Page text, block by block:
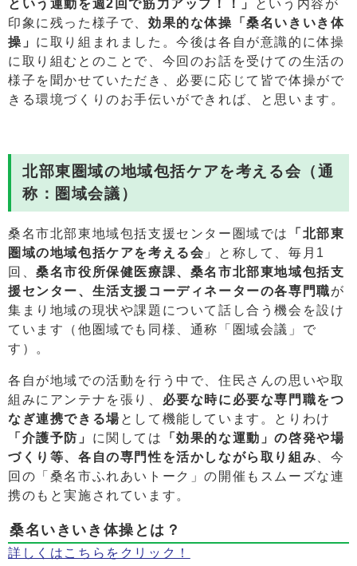
という運動を週2回で筋力アップ！！」
という内容が
印象に残った様子で、 効果的な体操「桑名いきいき体
操」 に取り組まれました。今後は各自が意識的に体操
に取り組むとのことで、今回のお話を受けての生活の
様子を聞かせていただき、必要に応じて皆で体操がで
きる環境づくりのお手伝いができれば、と思います。
北部東圏域の地域包括ケアを考える会（通
称：圏域会議）
桑名市北部東地域包括支援センター圏域では
「北部東
圏域の地域包括ケアを考える会 」と称して、毎月1
回、桑名市役所保健医療課、桑名市北部東地域包括支
援センター、生活支援コーディネーターの各専門職が
集まり地域の現状や課題について話し合う機会を設け
ています（他圏域でも同様、通称「圏域会議」で
す）。
各自が地域での活動を行う中で、住民さんの思いや取
組みにアンテナを張り、 必要な時に必要な専門職をつ
なぎ連携できる場として機能しています。とりわけ
「介護予防」 に関しては
「効果的な運動」の啓発や場
づくり等、各自の専門性を活かしながら取り組み 、今
回の「桑名市ふれあいトーク」の開催もスムーズな連
携のもと実施されています。
桑名いきいき体操とは？
詳しくはこちらをクリック！